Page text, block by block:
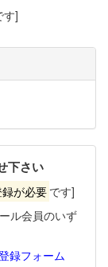
す]
下さい
が必要 です]
ル会員のいず
録フォーム